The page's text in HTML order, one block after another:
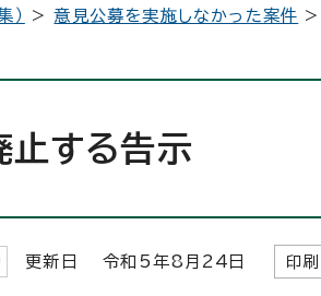
） >意見公募を実施しなかった案件 >
止する告示
更新日 令和5年8月 24 日 印刷